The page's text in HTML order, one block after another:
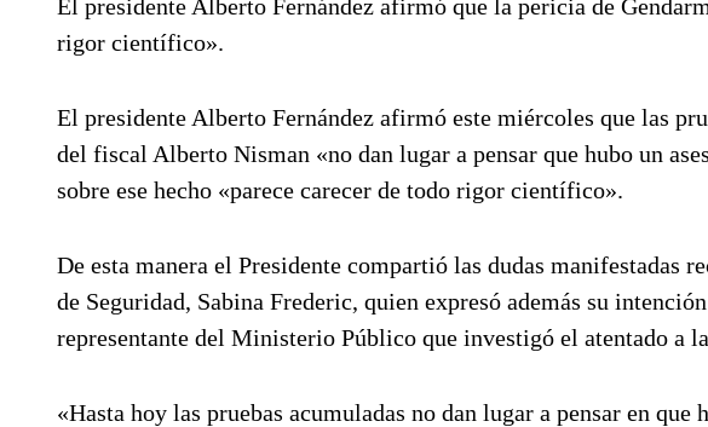
El presidente Alberto Fernández afirmó que la pericia de
rigor científico».
El presidente Alberto Fernández afirmó este miércoles que las
del fiscal Alberto Nisman «no dan lugar a pensar que hubo un
sobre ese hecho «parece carecer de todo rigor científico».
De esta manera el Presidente compartió las dudas manifestadas
de Seguridad, Sabina Frederic, quien expresó además su
representante del Ministerio Público que investigó el atentado a
«Hasta hoy las pruebas acumuladas no dan lugar a pensar en